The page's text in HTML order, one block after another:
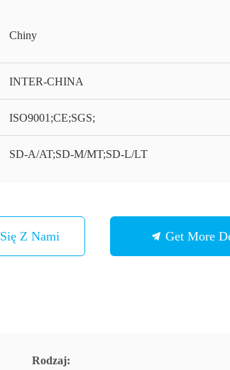
Chiny
INTER-CHINA
ISO9001;CE;SGS;
SD-A/AT;SD-M/MT;SD-L/LT
Z Nami Get More
Rodzaj: